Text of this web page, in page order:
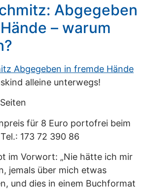
Abgegeben
– warum
alleine unterwegs!
für 8 Euro portofrei beim
173 72 390 86
im Vorwort: „Nie hätte ich mir
jemals über mich etwas
und dies in einem Buchformat